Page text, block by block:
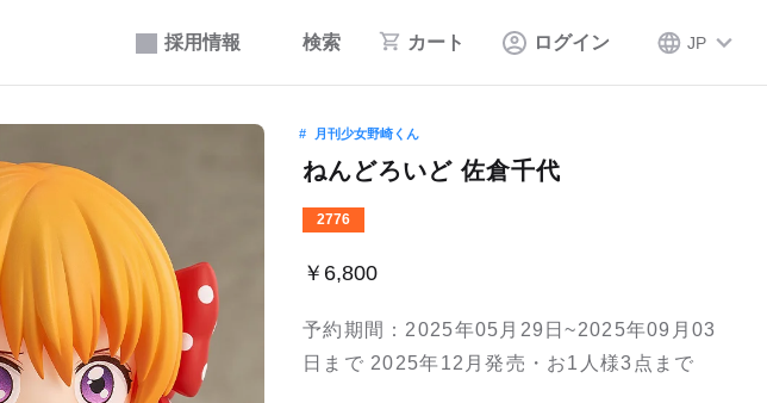
採用情報 検索 カート ログイン JP
月刊少女野崎くん
ねんどろいど 佐倉千代
2776
￥6,800
予約期間：2025年05月29日~2025年09月03
日まで 2025年12月発売・お1人様3点まで